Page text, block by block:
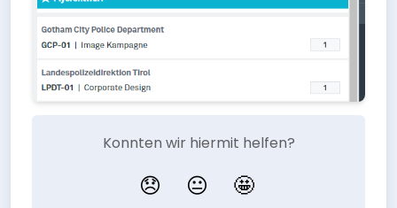
Konnten wir hiermit helfen?
😞 😐 🤩